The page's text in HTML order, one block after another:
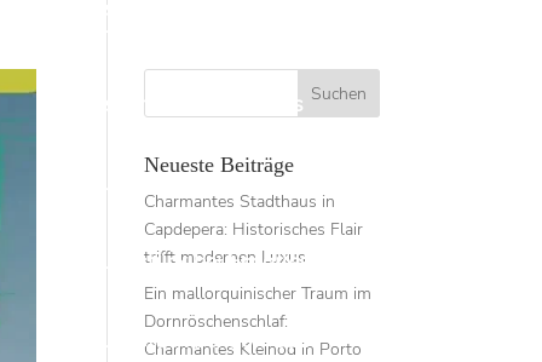
Geschäftslokal 98 m2 (Aktuell: Coiffeur-
Salon mit 6 Plätzen)
Gestión de Propiedades
Grundstück bei Campos
Grundstück bei Esporles
Grundstück bei Son Catiu
Neueste Beiträge
Charmantes Stadthaus in
Capdepera: Historisches Flair
trifft modernen Luxus
Ein mallorquinischer Traum im
Dornröschenschlaf:
Charmantes Kleinod in Porto